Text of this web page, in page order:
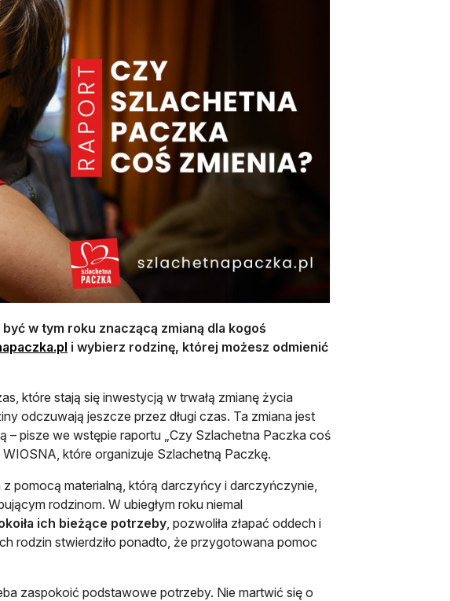
w tym roku znaczącą zmianą dla kogoś
otwiera się w nowej karcie
i wybierz rodzinę, której możesz odmienić
które stają się inwestycją w trwałą zmianę życia
odczuwają jeszcze przez długi czas. Ta zmiana jest
– pisze we wstępie raportu „Czy Szlachetna Paczka coś
które organizuje Szlachetną Paczkę.
pomocą materialną, którą darczyńcy i darczyńczynie,
rodzinom. W ubiegłym roku niemal
ich bieżące potrzeby , pozwoliła złapać oddech i
rodzin stwierdziło ponadto, że przygotowana pomoc
zaspokoić podstawowe potrzeby. Nie martwić się o